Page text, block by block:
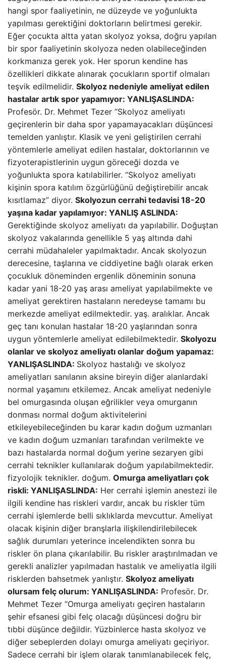
hangi spor faaliyetinin, ne düzeyde ve yoğunlukta
yapılması gerektiğini doktorların belirtmesi gerekir.
Eğer çocukta altta yatan skolyoz yoksa, doğru yapılan
bir spor faaliyetinin skolyoza neden olabileceğinden
korkmanıza gerek yok. Her sporun kendine has
özellikleri dikkate alınarak çocukların sportif olmaları
teşvik edilmelidir. Skolyoz nedeniyle ameliyat edilen
hastalar artık spor yapamıyor: YANLIŞASLINDA:
Profesör. Dr. Mehmet Tezer “Skolyoz ameliyatı
geçirenlerin bir daha spor yapamayacakları düşüncesi
temelden yanlıştır. Klasik ve yeni geliştirilen cerrahi
yöntemlerle ameliyat edilen hastalar, doktorlarının ve
fizyoterapistlerinin uygun göreceği dozda ve
yoğunlukta spora katılabilirler. “Skolyoz ameliyatı
kişinin spora katılım özgürlüğünü değiştirebilir ancak
kısıtlamaz” diyor. Skolyozun cerrahi tedavisi 18-20
yaşına kadar yapılamıyor: YANLIŞ ASLINDA:
Gerektiğinde skolyoz ameliyatı da yapılabilir. Doğuştan
skolyoz vakalarında genellikle 5 yaş altında dahi
cerrahi müdahaleler yapılmaktadır. Ancak skolyozun
derecesine, taşlarına ve ciddiyetine bağlı olarak erken
çocukluk döneminden ergenlik döneminin sonuna
kadar yani 18-20 yaş arası ameliyat yapılabilmekte ve
ameliyat gerektiren hastaların neredeyse tamamı bu
merkezde ameliyat edilmektedir. yaş. aralıklar. Ancak
geç tanı konulan hastalar 18-20 yaşlarından sonra
uygun yöntemlerle ameliyat edilebilmektedir. Skolyozu
olanlar ve skolyoz ameliyatı olanlar doğum yapamaz:
YANLIŞASLINDA: Skolyoz hastalığı ve skolyoz
ameliyatları sanılanın aksine bireyin diğer alanlardaki
normal yaşamını etkilemez. Ancak ameliyat nedeniyle
bel omurgasında oluşan eğrilikler veya omurganın
donması normal doğum aktivitelerini
etkileyebileceğinden bu karar kadın doğum uzmanları
ve kadın doğum uzmanları tarafından verilmekte ve
bazı hastalarda normal doğum yerine sezaryen gibi
cerrahi teknikler kullanılarak doğum yapılabilmektedir.
fizyolojik teknikler. doğum. Omurga ameliyatları çok
riskli: YANLIŞASLINDA: Her cerrahi işlemin anestezi ile
ilgili kendine has riskleri vardır, ancak bu riskler tüm
cerrahi işlemlerde belli sıklıklarda mevcuttur. Ameliyat
olacak kişinin diğer branşlarla ilişkilendirilebilecek
sağlık durumları yeterince incelendikten sonra bu
riskler ön plana çıkarılabilir. Bu riskler araştırılmadan ve
gerekli analizler yapılmadan hastalık ve ameliyatla ilgili
risklerden bahsetmek yanlıştır. Skolyoz ameliyatı
olursam felç olurum: YANLIŞASLINDA: Profesör. Dr.
Mehmet Tezer “Omurga ameliyatı geçiren hastaların
şehir efsanesi gibi felç olacağı düşüncesi doğru bir
tıbbi düşünce değildir. Yüzbinlerce hasta skolyoz ve
diğer sebeplerden dolayı omurga ameliyatı geçiriyor.
Sadece cerrahi bir işlem olarak tanımlanabilecek felç,